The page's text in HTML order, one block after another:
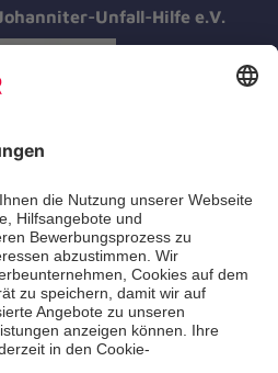
Unfall-Hilfe e.V.
Fortbildungen
Hilfe-Kurse
& Ehrenamt